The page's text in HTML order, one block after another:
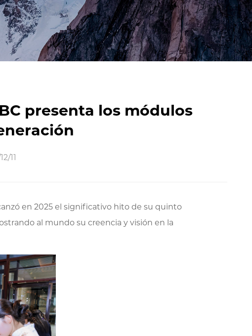
presenta los módulos
11
en 2025 el significativo hito de su quinto
al mundo su creencia y visión en la